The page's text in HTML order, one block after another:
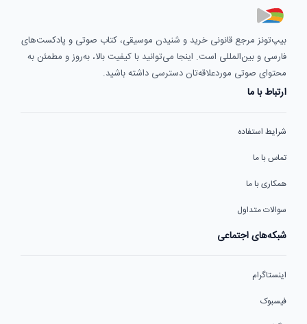
بیپ‌تونز مرجع قانونی خرید و شنیدن موسیقی، کتاب صوتی و پادکست‌های
فارسی و بین‌المللی است. اینجا می‌توانید با کیفیت بالا، به‌روز و مطمئن به
محتوای صوتی موردعلاقه‌تان دسترسی داشته باشید.
ارتباط با ما
شرایط استفاده
تماس با ما
همکاری با ما
سوالات متداول
شبکه‌های اجتماعی
اینستاگرام
فیسبوک